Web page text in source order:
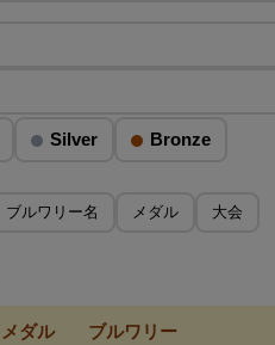
Silver Bronze
ブルワリー名 メダル 大会
メダル ブルワリー